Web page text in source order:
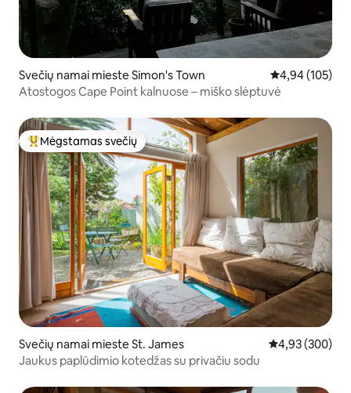
Svečių namai mieste Simon's Town Vidutinis
4,94 (105)
Atostogos Cape Point kalnuose – miško slėptuvė
Svečių mėgstamiausias
Mėgstamas svečių
Svečių namai mieste St. James Vidutinis
4,93 (300)
Jaukus paplūdimio kotedžas su privačiu sodu